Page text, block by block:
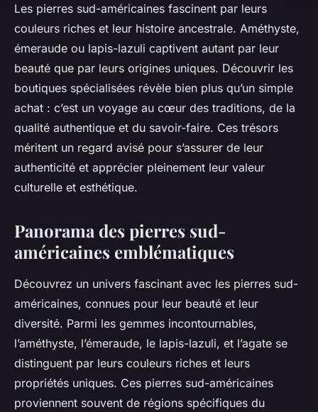
Les pierres sud-américaines fascinent par leurs
couleurs riches et leur histoire ancestrale. Améthyste,
émeraude ou lapis-lazuli captivent autant par leur
beauté que par leurs origines uniques. Découvrir les
boutiques spécialisées révèle bien plus qu’un simple
achat : c’est un voyage au cœur des traditions, de la
qualité authentique et du savoir-faire. Ces trésors
méritent un regard avisé pour s’assurer de leur
authenticité et apprécier pleinement leur valeur
culturelle et esthétique.
Panorama des pierres sud-
américaines emblématiques
Découvrez un univers fascinant avec les pierres sud-
américaines, connues pour leur beauté et leur
diversité. Parmi les gemmes incontournables,
l’améthyste, l’émeraude, le lapis-lazuli, et l’agate se
distinguent par leurs couleurs riches et leurs
propriétés uniques. Ces pierres sud-américaines
proviennent souvent de régions spécifiques du